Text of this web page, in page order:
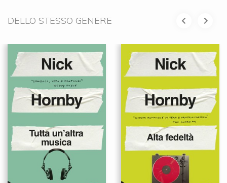
DELLO STESSO GENERE